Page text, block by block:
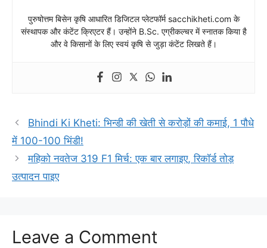
पुरुषोत्तम बिसेन कृषि आधारित डिजिटल प्लेटफॉर्म sacchikheti.com के
संस्थापक और कंटेंट क्रिएटर हैं। उन्होंने B.Sc. एग्रीकल्चर में स्नातक किया है
और वे किसानों के लिए स्वयं कृषि से जुड़ा कंटेंट लिखते हैं।
Bhindi Ki Kheti: भिन्डी की खेती से करोड़ों की कमाई, 1 पौधे
में 100-100 भिंडी!
महिको नवतेज 319 F1 मिर्च: एक बार लगाइए, रिकॉर्ड तोड़
उत्पादन पाइए
Leave a Comment